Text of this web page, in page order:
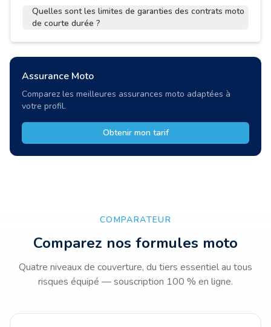
Quelles sont les limites de garanties des contrats moto
de courte durée ?
Assurance Moto
Comparez les meilleures assurances moto adaptées à
votre profil.
Obtenir mon tarif
COMPARATEUR
Comparez nos formules moto
Quatre niveaux de couverture, du tiers essentiel au tous
risques équipé — souscription 100 % en ligne.